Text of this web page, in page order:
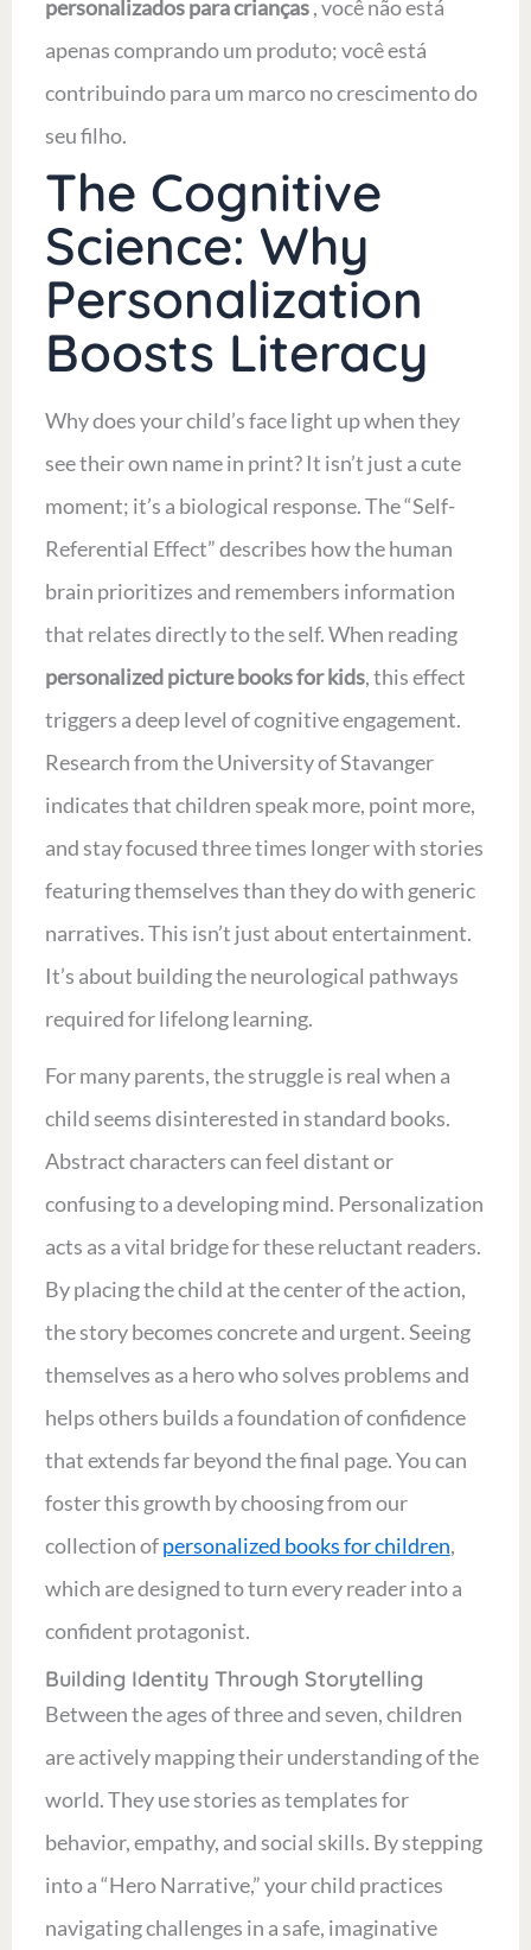
personalizados para crianças, você não está
apenas comprando um produto; você está
contribuindo para um marco no crescimento do
seu filho.
The Cognitive
Science: Why
Personalization
Boosts Literacy
Why does your child’s face light up when they
see their own name in print? It isn’t just a cute
moment; it’s a biological response. The “Self-
Referential Effect” describes how the human
brain prioritizes and remembers information
that relates directly to the self. When reading
personalized picture books for kids, this effect
triggers a deep level of cognitive engagement.
Research from the University of Stavanger
indicates that children speak more, point more,
and stay focused three times longer with stories
featuring themselves than they do with generic
narratives. This isn’t just about entertainment.
It’s about building the neurological pathways
required for lifelong learning.
For many parents, the struggle is real when a
child seems disinterested in standard books.
Abstract characters can feel distant or
confusing to a developing mind. Personalization
acts as a vital bridge for these reluctant readers.
By placing the child at the center of the action,
the story becomes concrete and urgent. Seeing
themselves as a hero who solves problems and
helps others builds a foundation of confidence
that extends far beyond the final page. You can
foster this growth by choosing from our
collection ofpersonalized books for children,
which are designed to turn every reader into a
confident protagonist.
Building Identity Through Storytelling
Between the ages of three and seven, children
are actively mapping their understanding of the
world. They use stories as templates for
behavior, empathy, and social skills. By stepping
into a “Hero Narrative,” your child practices
navigating challenges in a safe, imaginative